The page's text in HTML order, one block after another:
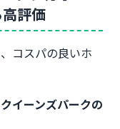
評価
コスパの良いホ
イーンズパークの